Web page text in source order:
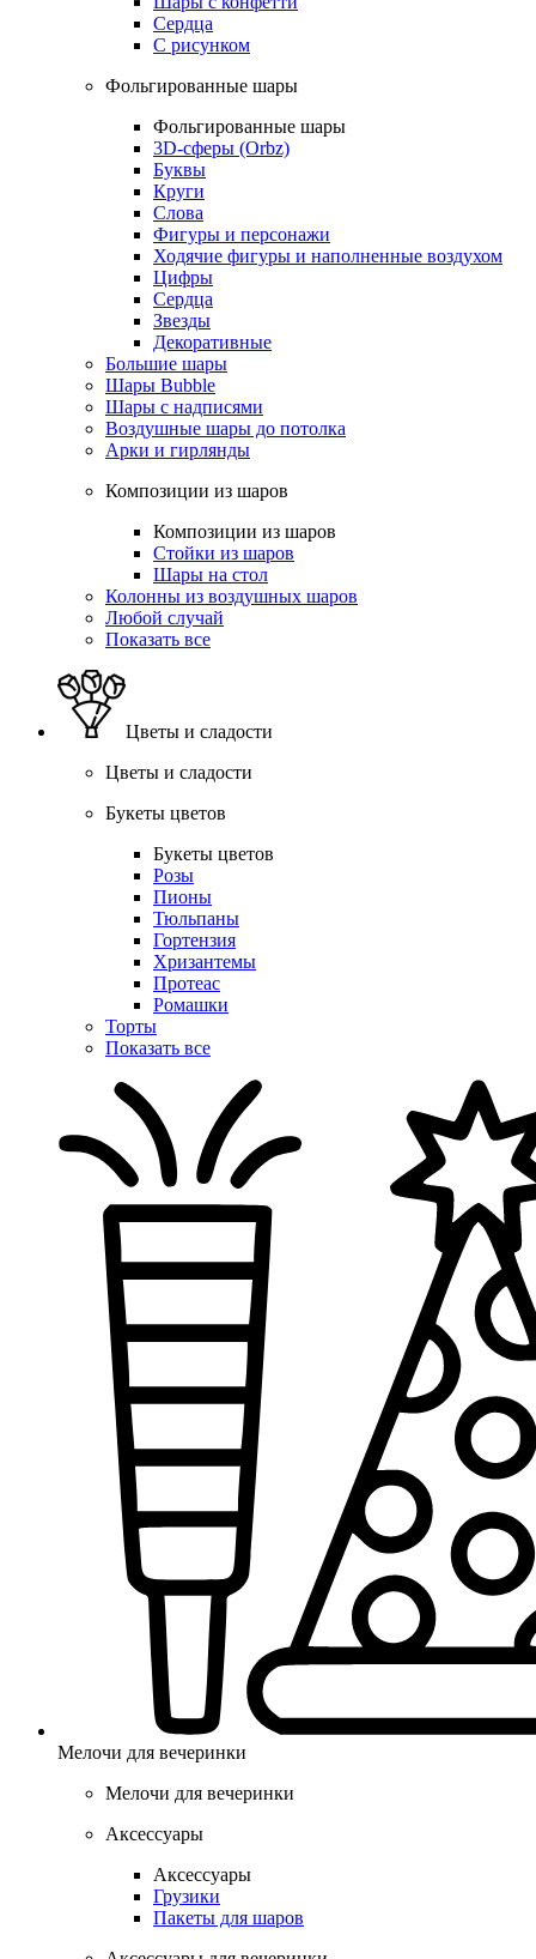
Сердца
С рисунком
Фольгированные шары
Фольгированные шары
3D-сферы (Orbz)
Буквы
Круги
Слова
Фигуры и персонажи
Ходячие фигуры и наполненные воздухом
Цифры
Сердца
Звезды
Декоративные
Большие шары
Шары Bubble
Шары с надписями
Воздушные шары до потолка
Арки и гирлянды
Композиции из шаров
Композиции из шаров
Стойки из шаров
Шары на стол
Колонны из воздушных шаров
Любой случай
Показать все
Цветы и сладости
Цветы и сладости
Букеты цветов
Букеты цветов
Розы
Пионы
Тюльпаны
Гортензия
Хризантемы
Протеас
Ромашки
Торты
Показать все
Мелочи для вечеринки
Мелочи для вечеринки
Аксессуары
Аксессуары
Грузики
Пакеты для шаров